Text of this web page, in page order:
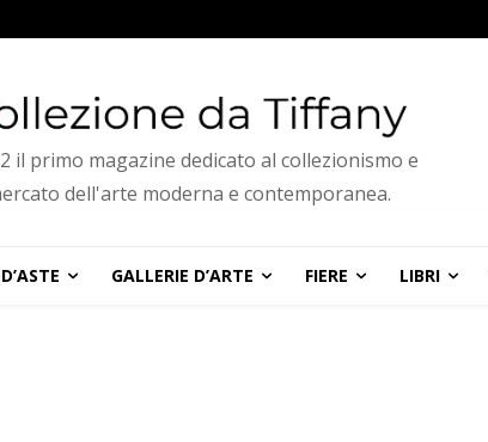
il primo magazine dedicato al collezionismo e
dell'arte moderna e contemporanea.
GALLERIE D’ARTE FIERE LIBRI